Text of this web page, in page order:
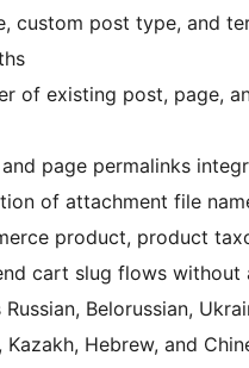
custom post type, and
of existing post, page,
page permalinks
of attachment file
product, product
cart slug flows
Belorussian,
Kazakh, Hebrew, and